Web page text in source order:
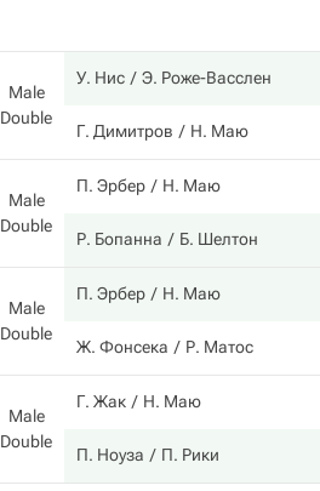
Male
Double
У. Нис Э. Роже-Васслен
Г. Димитров Н. Маю
Male
Double
П. Эрбер Н. Маю
Р. Бопанна Б. Шелтон
Male
Double
П. Эрбер Н. Маю
Ж. Фонсека Р. Матос
Male
Double
Г. Жак Н. Маю
П. Ноуза П. Рики